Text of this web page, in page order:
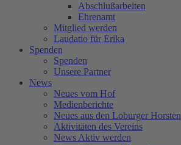
Abschlußarbeiten
Ehrenamt
Mitglied werden
Laudatio für Erika
Spenden
Spenden
Unsere Partner
News
Neues vom Hof
Medienberichte
Neues aus den Loburger Horsten
Aktivitäten des Vereins
News Aktiv werden